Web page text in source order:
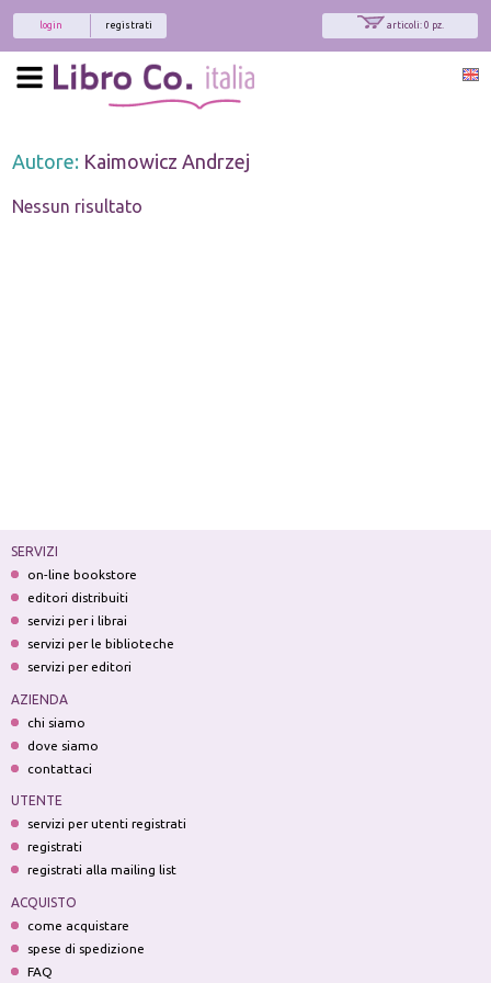
articoli: 0 pz.
registrati
login
Autore: Kaimowicz Andrzej
Nessun risultato
SERVIZI
on-line bookstore
editori distribuiti
servizi per i librai
servizi per le biblioteche
servizi per editori
AZIENDA
chi siamo
dove siamo
contattaci
UTENTE
servizi per utenti registrati
registrati
registrati alla mailing list
ACQUISTO
come acquistare
spese di spedizione
FAQ